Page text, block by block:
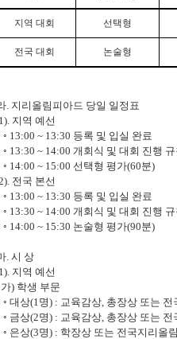
지역 대회 선택형
전국 대회 논술형
지리올림피아드 당일 일정표
지역 예선
13:00 ~ 13:30 등록 및 입실 완료
13:30 ~ 14:00 개회식 및 대회 진행 규
14:00 ~ 15:00 선택형 평가(60분)
전국 본선
13:00 ~ 13:30 등록 및 입실 완료
13:30 ~ 14:00 개회식 및 대회 진행 규
14:00 ~ 15:30 논술형 평가(90분)
시 상
지역 예선
) 학생 부문
대상(1 명) : 교육감상 총장상 또는
금상(2명) : 교육감상 총장상 또는
은상(3명) : 학장상 또는 전국지리올